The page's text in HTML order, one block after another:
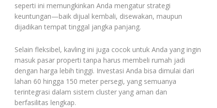
seperti ini memungkinkan Anda mengatur strategi
keuntungan—baik dijual kembali, disewakan, maupun
dijadikan tempat tinggal jangka panjang.
Selain fleksibel, kavling ini juga cocok untuk Anda yang ingin
masuk pasar properti tanpa harus membeli rumah jadi
dengan harga lebih tinggi. Investasi Anda bisa dimulai dari
lahan 60 hingga 150 meter persegi, yang semuanya
terintegrasi dalam sistem cluster yang aman dan
berfasilitas lengkap.